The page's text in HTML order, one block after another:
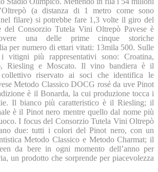
(a distanza di 1 metro come sono
nel filare) si potrebbe fare 1,3 volte il giro del
del Consorzio Tutela Vini Oltrepò Pavese è
una delle prime cinque storiche
per numero di ettari vitati: 13mila 500. Sulle
vitigni più rappresentativi sono: Croatina,
Riesling e Moscato. Il vino bandiera è il
collettivo riservato ai soci che identifica le
Metodo Classico DOCG rosé da uve Pinot
è il Bonarda, la cui produzione tocca i
Il bianco più caratteristico è il Riesling; il
è il Pinot nero mentre quello dal nome più
I focus del Consorzio Tutela Vini Oltrepò
due: tutti i colori del Pinot nero, con un
Metodo Classico e Metodo Charmat; il
da bere in ogni momento dell’anno per
un prodotto che sorprende per piacevolezza